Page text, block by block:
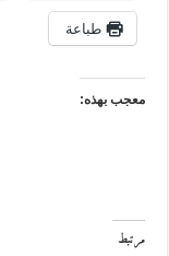
طباعة
بهذه: